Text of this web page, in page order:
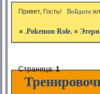
Привет, Гость! Войдите
».Pokemon Role. »
Страница:1